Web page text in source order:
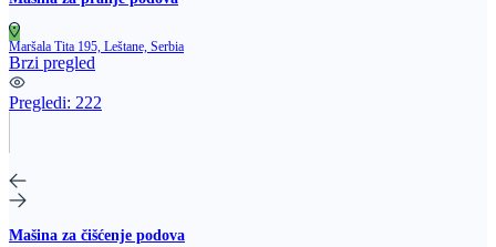
Maršala Tita 195, Leštane, Serbia
Brzi pregled
Pregledi: 222
Mašina za čišćenje podova